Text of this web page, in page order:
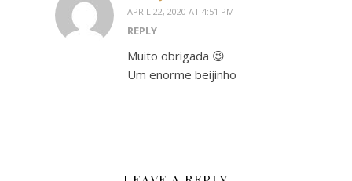
APRIL 22, 2020 AT 4:51 PM
REPLY
Muito obrigada 😉
Um enorme beijinho